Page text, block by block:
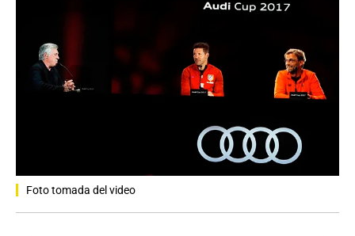
Foto tomada del video